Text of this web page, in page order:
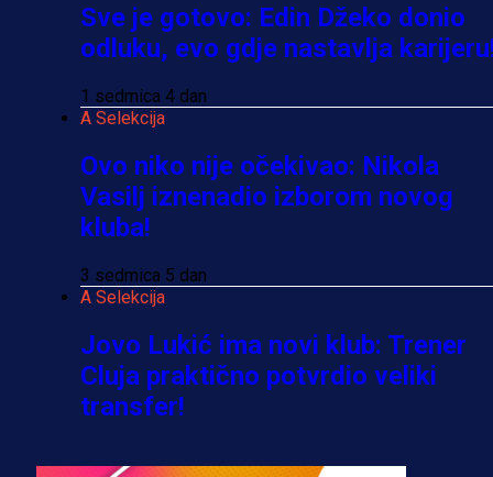
Sve je gotovo: Edin Džeko donio
odluku, evo gdje nastavlja
1 sedmica 4 dan
A Selekcija
Ovo niko nije očekivao: Nikola
Vasilj iznenadio izborom novog
kluba!
3 sedmica 5 dan
A Selekcija
Jovo Lukić ima novi klub: Trener
Cluja praktično potvrdio veliki
transfer!